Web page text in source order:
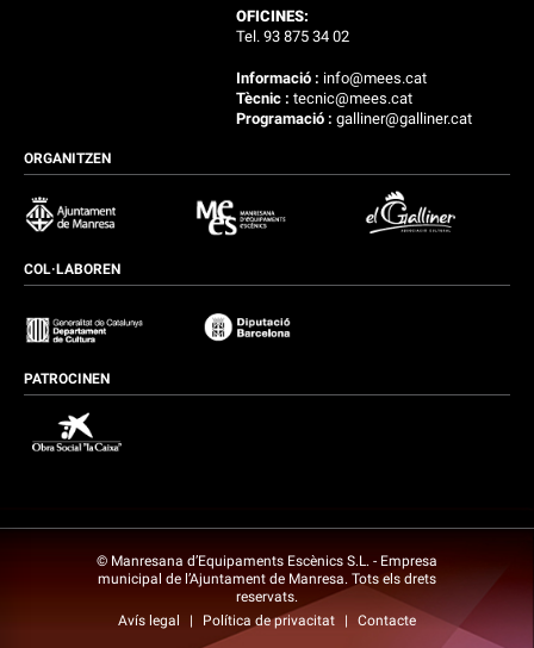
OFICINES:
Tel. 93 875 34 02
Informació : info@mees.cat
Tècnic :tecnic@mees.cat
Programació :galliner@galliner.cat
ORGANITZEN
COL·LABOREN
PATROCINEN
© Manresana d’Equipaments Escènics S.L. - Empresa
municipal de l’Ajuntament de Manresa. Tots els drets
reservats.
Avís legal
| Política de privacitat | Contacte